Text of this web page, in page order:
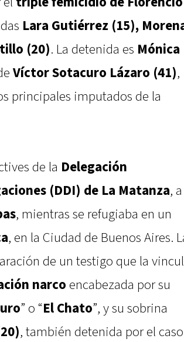
Lara Gutiérrez (15),
(20). La detenida es Mónica
Víctor Sotacuro Lázaro (41),
principales imputados de la
de la Delegación
(DDI) de La Matanza, a
, mientras se refugiaba en un
, en la Ciudad de Buenos Aires.
de un testigo que la
narco encabezada por su
” o “El Chato”, y su sobrina
, también detenida por el